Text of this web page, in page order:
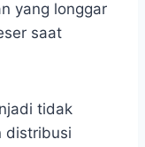
yang longgar
saat
tidak
distribusi